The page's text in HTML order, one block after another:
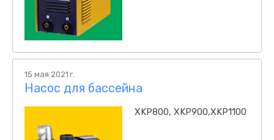
15 мая 2021 г.
Насос для бассейна
XKP800, XKP900,XKP1100